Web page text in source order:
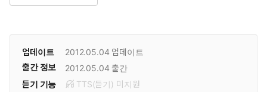
업데이트 2012.05.04 업데이트
출간 정보
2012.05.04 출간
듣기 기능
TTS(듣기) 미 지원